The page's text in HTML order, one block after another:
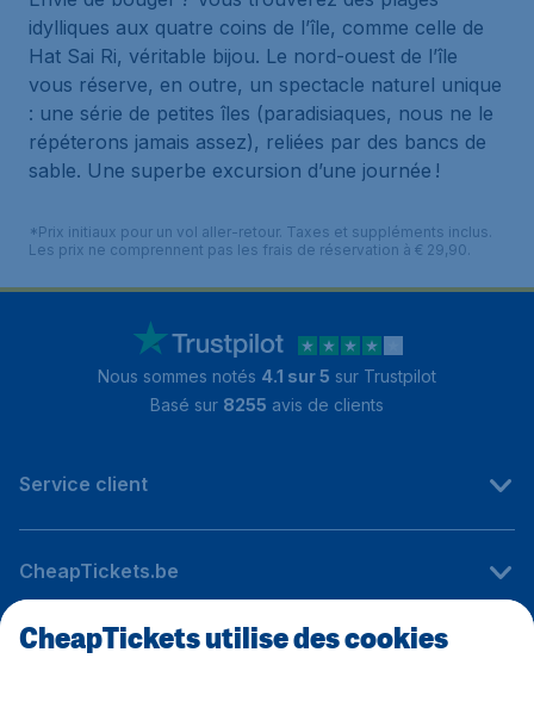
idylliques aux quatre coins de l’île, comme celle de
Hat Sai Ri, véritable bijou. Le nord-ouest de l’île
vous réserve, en outre, un spectacle naturel unique
: une série de petites îles (paradisiaques, nous ne le
répéterons jamais assez), reliées par des bancs de
sable. Une superbe excursion d’une journée !
*Prix initiaux pour un vol aller-retour. Taxes et suppléments inclus.
Les prix ne comprennent pas les frais de réservation à € 29,90.
Nous sommes notés 4.1 sur 5 sur Trustpilot
Basé sur 8255 avis de clients
Service client
CheapTickets.be
Sites internationaux
CheapTickets utilise des cookies